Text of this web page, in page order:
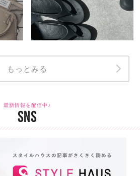
もっとみる
最新情報を配信中♪
SNS